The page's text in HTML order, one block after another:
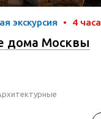
экскурсия • 4 часа
дома Москвы